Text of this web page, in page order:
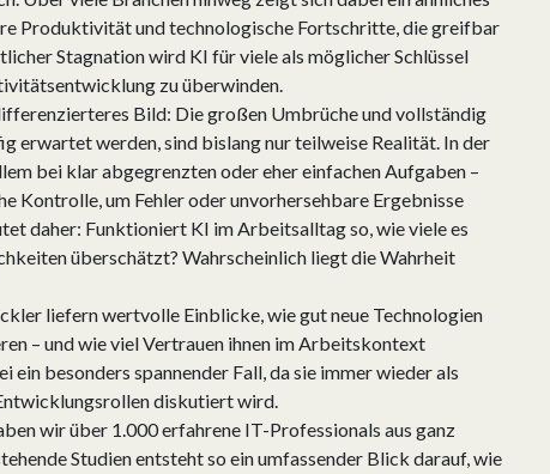
Produktivität und technologische Fortschritte, die greifbar
Stagnation wird KI für viele als möglicher Schlüssel
zu überwinden.
Bild: Die großen Umbrüche und vollständig
erwartet werden, sind bislang nur teilweise Realität. In der
bei klar abgegrenzten oder eher einfachen Aufgaben –
Kontrolle, um Fehler oder unvorhersehbare Ergebnisse
daher: Funktioniert KI im Arbeitsalltag so, wie viele es
überschätzt? Wahrscheinlich liegt die Wahrheit
liefern wertvolle Einblicke, wie gut neue Technologien
– und wie viel Vertrauen ihnen im Arbeitskontext
besonders spannender Fall, da sie immer wieder als
diskutiert wird.
wir über 1.000 erfahrene IT-Professionals aus ganz
Studien entsteht so ein umfassender Blick darauf, wie